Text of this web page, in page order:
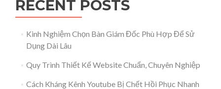
RECENT POSTS
Kinh Nghiệm Chọn Bàn Giám Đốc Phù Hợp Để Sử
Dụng Dài Lâu
Quy Trình Thiết Kế Website Chuẩn, Chuyên Nghiệp
Cách Kháng Kênh Youtube Bị Chết Hồi Phục Nhanh